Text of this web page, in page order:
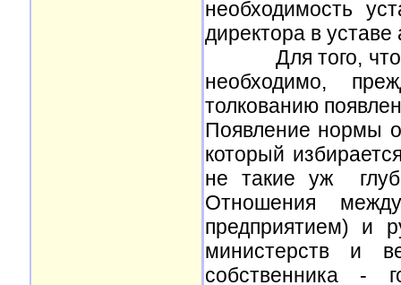
необходимость
директора в
Для того, что бы
необходимо,
толкованию
Появление нормы
который
не такие уж
Отношения
предприятием) и
министерств и
собственника -